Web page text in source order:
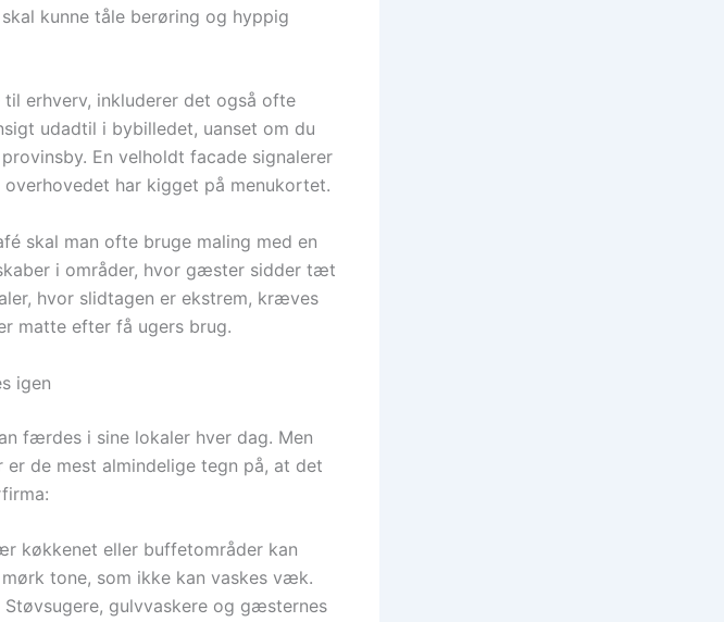
kunne tåle berøring og hyppig
erhverv, inkluderer det også ofte
udadtil i bybilledet, uanset om du
En velholdt facade signalerer
har kigget på menukortet.
skal man ofte bruge maling med en
i områder, hvor gæster sidder tæt
hvor slidtagen er ekstrem, kræves
matte efter få ugers brug.
igen
færdes i sine lokaler hver dag. Men
de mest almindelige tegn på, at det
køkkenet eller buffetområder kan
tone, som ikke kan vaskes væk.
Støvsugere, gulvvaskere og gæsternes